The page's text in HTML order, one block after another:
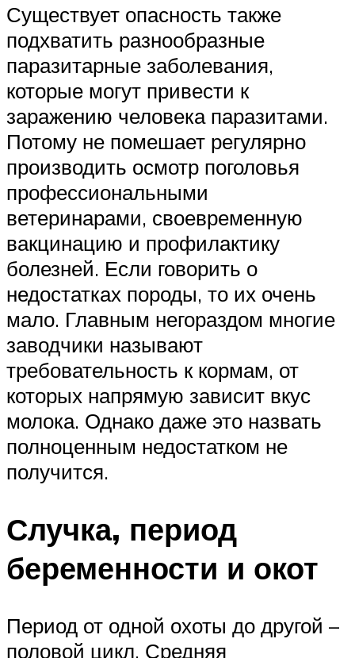
Существует опасность также
подхватить разнообразные
паразитарные заболевания,
которые могут привести к
заражению человека паразитами.
Потому не помешает регулярно
производить осмотр поголовья
профессиональными
ветеринарами, своевременную
вакцинацию и профилактику
болезней. Если говорить о
недостатках породы, то их очень
мало. Главным негораздом многие
заводчики называют
требовательность к кормам, от
которых напрямую зависит вкус
молока. Однако даже это назвать
полноценным недостатком не
получится.
Случка, период
беременности и окот
Период от одной охоты до другой –
половой цикл. Средняя